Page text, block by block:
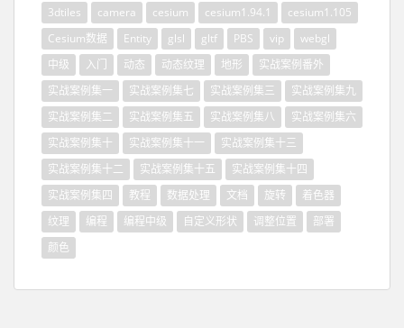
3dtiles camera cesium cesium1.94.1
cesium1.105
Cesium数据
Entity glsl gltf PBS vip
webgl
中级
入门 动态 动态纹理 地形
实战案例番外
实战案例集一
实战案例集七 实战案例集三
实战案例集九
实战案例集二
实战案例集五 实战案例集八
实战案例集六
实战案例集十
实战案例集十一
实战案例集十三
实战案例集十二
实战案例集十五
实战案例集十四
实战案例集四
教程 数据处理 文档 旋转
着色器
纹理
编程 编程中级 自定义形状 调整位置
部署
颜色